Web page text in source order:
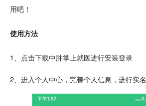
用吧！
使用方法
1、点击下载中肿掌上就医进行安装登录
2、进入个人中心，完善个人信息，进行实名